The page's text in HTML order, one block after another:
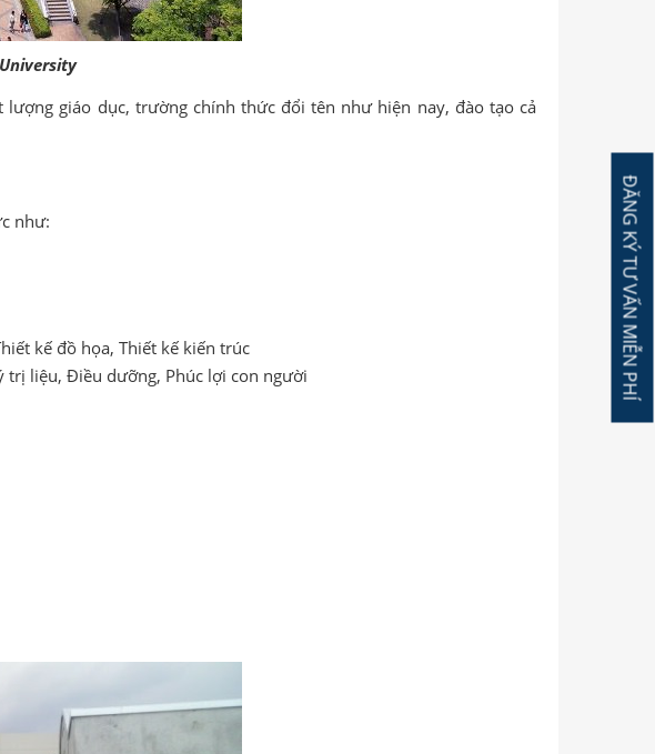
giáo dục, trường chính thức đổi tên như hiện nay, đào tạo cả
như:
kế đồ họa, Thiết kế kiến trúc
trị liệu, Điều dưỡng, Phúc lợi con người
ĐĂNG KÝ TƯ VẤN MIỄN PHÍ